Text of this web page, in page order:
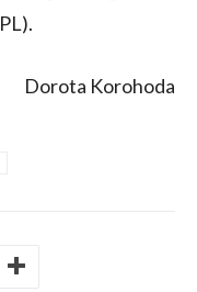
Dorota Korohoda